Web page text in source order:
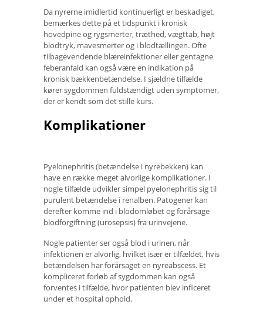
Da nyrerne imidlertid kontinuerligt er beskadiget,
bemærkes dette på et tidspunkt i kronisk
hovedpine og rygsmerter, træthed, vægttab, højt
blodtryk, mavesmerter og i blodtællingen. Ofte
tilbagevendende blæreinfektioner eller gentagne
feberanfald kan også være en indikation på
kronisk bækkenbetændelse. I sjældne tilfælde
kører sygdommen fuldstændigt uden symptomer,
der er kendt som det stille kurs.
Komplikationer
Pyelonephritis (betændelse i nyrebekken) kan
have en række meget alvorlige komplikationer. I
nogle tilfælde udvikler simpel pyelonephritis sig til
purulent betændelse i renalben. Patogener kan
derefter komme ind i blodomløbet og forårsage
blodforgiftning (urosepsis) fra urinvejene.
Nogle patienter ser også blod i urinen, når
infektionen er alvorlig, hvilket især er tilfældet, hvis
betændelsen har forårsaget en nyreabscess. Et
kompliceret forløb af sygdommen kan også
forventes i tilfælde, hvor patienten blev inficeret
under et hospital ophold.